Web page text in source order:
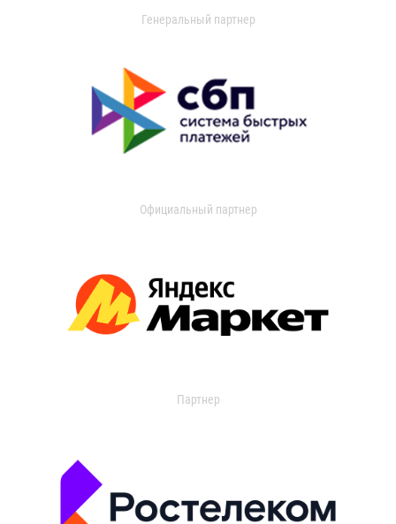
Генеральный партнер
Официальный партнер
Партнер